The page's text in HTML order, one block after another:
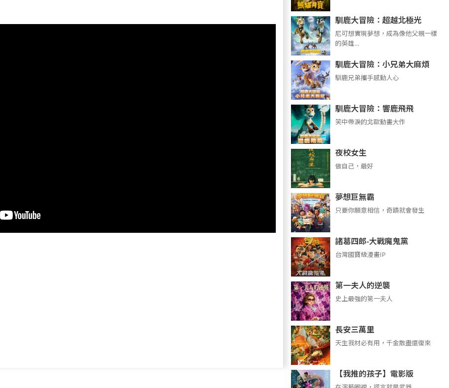
馴鹿大冒險：超越北極光
尼可想實現夢想，成為像他父親一樣
的英雄…
馴鹿大冒險：小兄弟大麻煩
馴鹿兄弟攜手感動人心
馴鹿大冒險：響鹿飛飛
笑中帶淚的北歐動畫大作
夜校女生
做自己，最好
夢想巨無霸
只要你願意相信，奇蹟就會發生
諸葛四郎-大戰魔鬼黨
台灣國寶級漫畫IP
第一夫人的逆襲
史上最強的第一夫人
長安三萬里
天生我材必有用，千金散盡還復來
【我推的孩子】電影版